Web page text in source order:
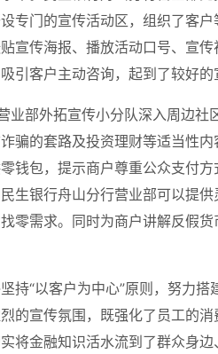
专门的宣传活动区，组织了客
宣传海报、播放活动口号、宣
引客户主动咨询，起到了较好的
业部外拓宣传小分队深入周边社
骗的套路及投资理财等适当性
钱包，提示商户尊重公众支付
生银行舟山分行营业部可以提
零需求。同时为商户讲解反假
持“以客户为中心”原则，努力
的宣传氛围，既强化了员工的
将金融知识活水流到了群众身边